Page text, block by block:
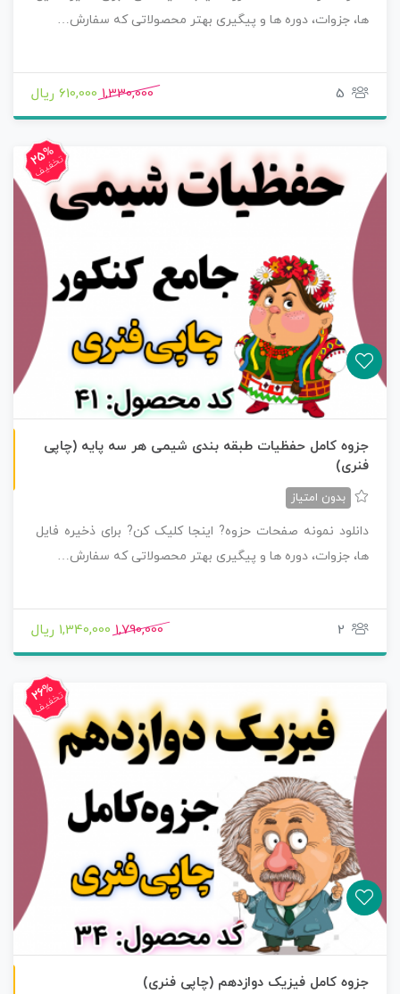
ها، جزوات، دوره ها و پیگیری بهتر محصولاتی که سفارش…
5
1,330,000 610,000 ریال
25%
تخفیف
جزوه کامل حفظیات طبقه بندی شیمی هر سه پایه (چاپی
فنری)
بدون امتیاز
دانلود نمونه صفحات حزوه? اینجا کلیک کن? برای ذخیره فایل
ها، جزوات، دوره ها و پیگیری بهتر محصولاتی که سفارش…
2
1,790,000 1,340,000 ریال
26%
تخفیف
جزوه کامل فیزیک دوازدهم (چاپی فنری)